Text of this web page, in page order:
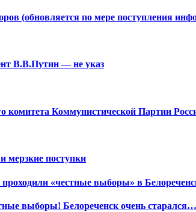
(обновляется по мере поступления
В.В.Путин — не указ
комитета Коммунистической Партии
поступки
«честные выборы» в
выборы! Белореченск очень старался…